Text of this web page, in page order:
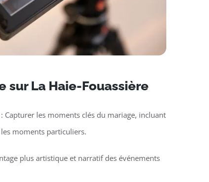
sur La Haie-Fouassière
: Capturer les moments clés du mariage, incluant
moments particuliers.
plus artistique et narratif des événements